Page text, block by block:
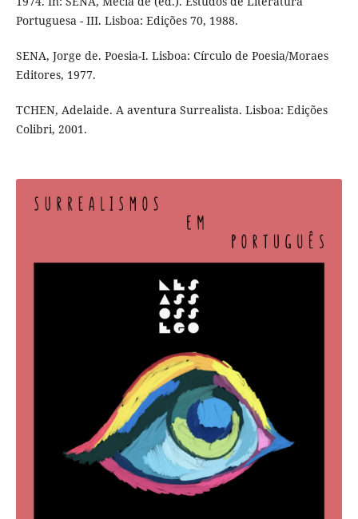
Portuguesa - III. Lisboa: Edições 70, 1988.
SENA, Jorge de. Poesia-I. Lisboa: Círculo de Poesia/Moraes
Editores, 1977.
TCHEN, Adelaide. A aventura Surrealista. Lisboa: Edições
Colibri, 2001.